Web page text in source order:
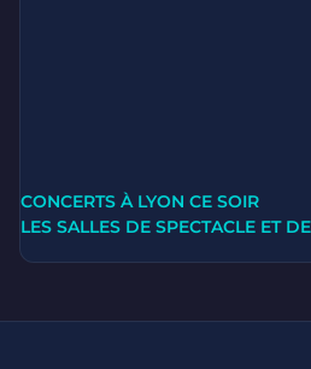
CONCERTS À LYON CE SOIR
LES SALLES DE SPECTACLE ET